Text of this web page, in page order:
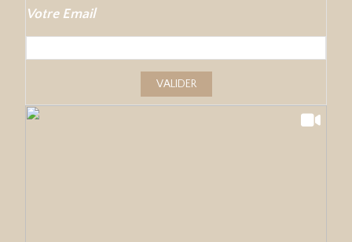
Votre Email
VALIDER